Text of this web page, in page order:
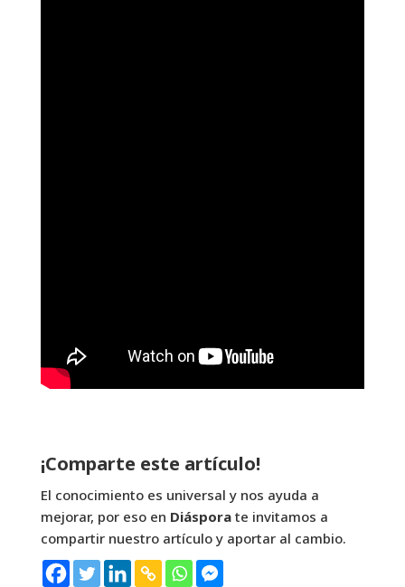
¡Comparte este artículo!
El conocimiento es universal y nos ayuda a
mejorar, por eso en Diásporate invitamos a
compartir nuestro artículo y aportar al cambio.